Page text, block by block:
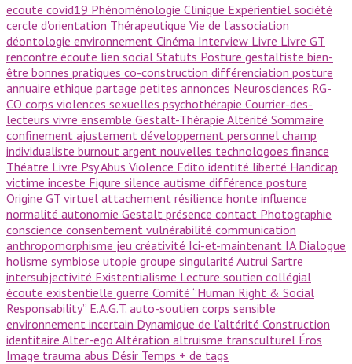
ecoute covid19 Phénoménologie Clinique Expérientiel société
cercle d'orientation Thérapeutique Vie de l'association
déontologie environnement Cinéma Interview Livre Livre GT
rencontre écoute lien social Statuts Posture gestaltiste bien-
être bonnes pratiques co-construction différenciation posture
annuaire ethique partage petites annonces Neurosciences RG-
CO corps violences sexuelles psychothérapie Courrier-des-
lecteurs vivre ensemble Gestalt-Thérapie Altérité Sommaire
confinement ajustement développement personnel champ
individualiste burnout argent nouvelles technologoes finance
Théatre Livre PsyAbus Violence Edito identité liberté Handicap
victime inceste Figure silence autisme différence posture
Origine GT virtuel attachement résilience honte influence
normalité autonomie Gestalt présence contact Photographie
conscience consentement vulnérabilité communication
anthropomorphisme jeu créativité Ici-et-maintenant IA Dialogue
holisme symbiose utopie groupe singularité Autrui Sartre
intersubjectivité Existentialisme Lecture soutien collégial
écoute existentielle guerre Comité ‘’Human Right & Social
Responsability’’ E.A.G.T. auto-soutien corps sensible
environnement incertain Dynamique de l’altérité Construction
identitaire Alter-ego Altération altruisme transculturel Éros
Image trauma abus Désir Temps + de tags